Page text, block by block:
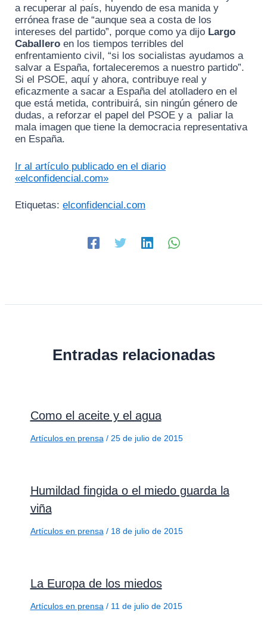
a recuperar al país, huyendo de esa manida y
errónea frase de “aunque sea a costa de los
intereses del partido”, porque como ya dijo Largo
Caballero en los tiempos terribles del
enfrentamiento civil, “si los socialistas ayudamos a
salvar a España, fortaleceremos a nuestro partido”.
Si el PSOE, aquí y ahora, contribuye real y
eficazmente a sacar a España del atolladero en el
que está metida, contribuirá, sin ningún género de
dudas, a reforzar el papel del PSOE y a paliar la
mala imagen que tiene la democracia representativa
en España.
Ir al artículo publicado en el diario
«elconfidencial.com»
Etiquetas: elconfidencial.com
Entradas relacionadas
Como el aceite y el agua
Artículos en prensa / 25 de julio de 2015
Humildad fingida o el miedo guarda la
viña
Artículos en prensa / 18 de julio de 2015
La Europa de los miedos
Artículos en prensa / 11 de julio de 2015